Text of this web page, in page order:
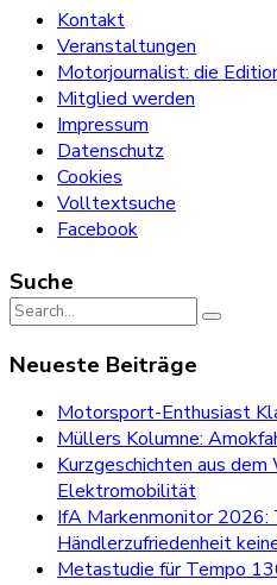
Kontakt
Veranstaltungen
Motorjournalist: die
Mitglied werden
Impressum
Datenschutz
Cookies
Volltextsuche
Facebook
Suche
Search
Neueste Beiträge
Motorsport-Enthusiast
Müllers Kolumne:
Kurzgeschichten aus dem
Elektromobilität
IfA Markenmonitor
Händlerzufriedenheit
Metastudie für Tempo